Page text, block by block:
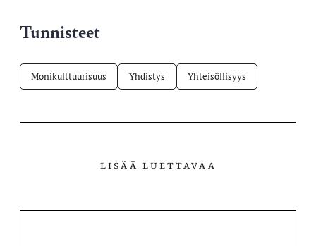
Tunnisteet
Monikulttuurisuus Yhdistys Yhteisöllisyys
LISÄÄ LUETTAVAA